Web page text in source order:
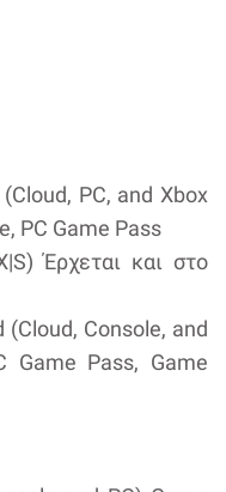
PC, and Xbox
PC Game Pass
Έρχεται και στο
Console, and
Game Pass, Game